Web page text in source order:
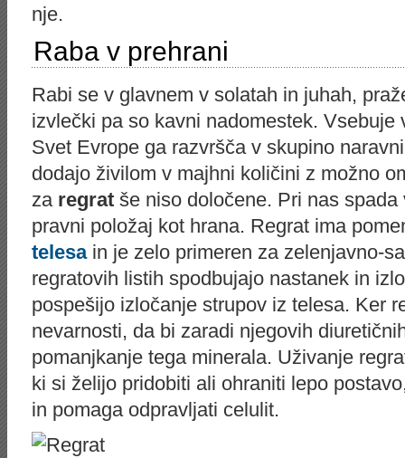
nje.
Raba v prehrani
Rabi se v glavnem v solatah in juhah,
izvlečki pa so kavni nadomestek. Vsebuje
Svet Evrope ga razvršča v skupino
dodajo živilom v majhni količini z možno
za regrat še niso določene. Pri nas
pravni položaj kot hrana. Regrat ima
telesain je zelo primeren za zelenjavno-
regratovih listih spodbujajo nastanek in
pospešijo izločanje strupov iz telesa. Ker
nevarnosti, da bi zaradi njegovih
pomanjkanje tega minerala. Uživanje
ki si želijo pridobiti ali ohraniti lepo
in pomaga odpravljati celulit.